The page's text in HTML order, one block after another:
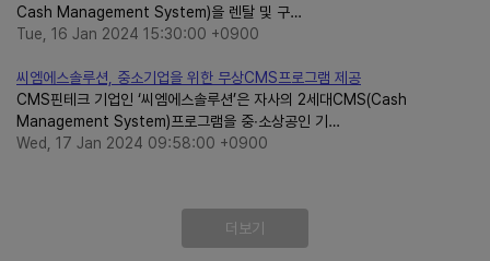
Cash Management System)을 렌탈 및 구…
Tue, 16 Jan 2024 15:30:00 +0900
씨엠에스솔루션, 중소기업을 위한 무상CMS프로그램 제공
CMS핀테크 기업인 ‘씨엠에스솔루션’은 자사의 2세대CMS(Cash
Management System)프로그램을 중∙소상공인 기…
Wed, 17 Jan 2024 09:58:00 +0900
더보기